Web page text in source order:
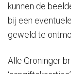
kunnen de
bij een
geweld te
Alle Groninger